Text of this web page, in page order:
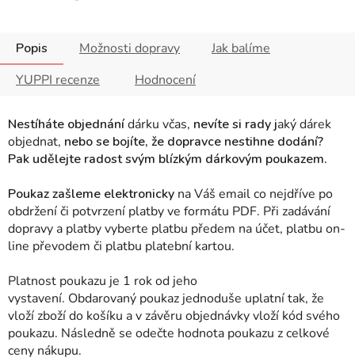
Popis Možnosti dopravy
Jak balíme
YUPPI recenze
Hodnocení
Nestíháte objednánídárku včas, nevíte si rady jaký dárek
objednat, nebo se bojíte, že dopravce nestihne dodání?
Pak udělejte radost svým blízkým dárkovým poukazem.
Poukaz zašleme elektronicky na Váš email co nejdříve po
obdržení či potvrzení platby ve formátu PDF. Při zadávání
dopravy a platby vyberte platbu předem na účet, platbu on-
line převodem či platbu platební kartou.
Platnost poukazu je 1 rok od jeho
vystavení. Obdarovaný poukaz jednoduše uplatní tak, že
vloží zboží do košíku a v závěru objednávky vloží kód svého
poukazu. Následně se odečte hodnota poukazu z celkové
ceny nákupu.